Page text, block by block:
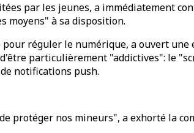
par les jeunes, a immédiatement
moyens" à sa disposition.
réguler le numérique, a ouvert une
particulièrement "addictives": le
notifications push.
protéger nos mineurs", a exhorté la